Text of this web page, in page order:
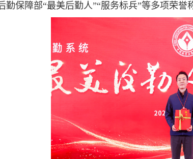
勤保障部“最美后勤人”“服务标兵”等多项荣誉